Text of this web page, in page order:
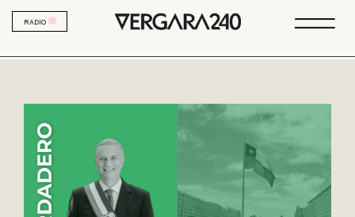
RADIO